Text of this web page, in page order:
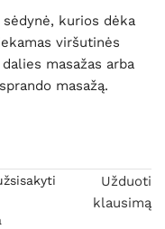
kurios dėka
viršutinės
masažas arba
masažą.
Užduoti
klausimą